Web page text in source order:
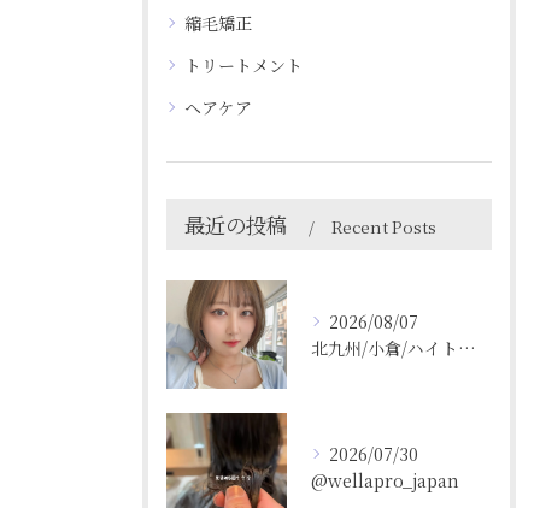
縮毛矯正
トリートメント
ヘアケア
最近の投稿 Recent Posts
2026/08/07
北九州/小倉/ハイトーン/ケアブリーチ/ブリーチカラー
2026/07/30
@wellapro_japan